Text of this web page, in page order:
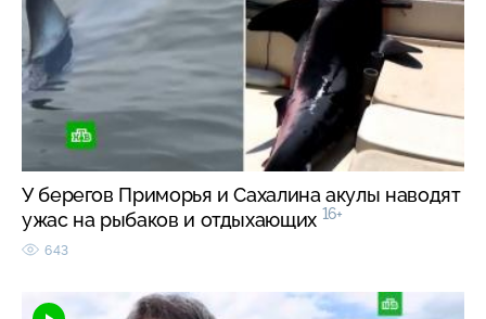
У берегов Приморья и Сахалина акулы наводят
ужас на рыбаков и отдыхающих 16+
643